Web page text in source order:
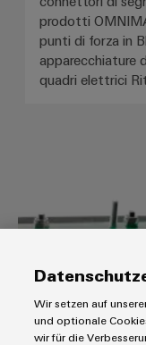
prodotti
punti di forza in
apparecchiature
quadri elettrici
Wir setzen auf
und optionale
wir für die